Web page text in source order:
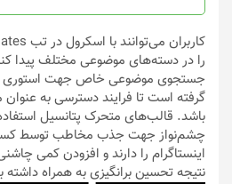
محصول
انتخاب
شوند
را در دسته‌های موضوعی مختلف پیدا
جستجوی موضوعی خاص جهت استوری یا
گرفته است تا فرایند دسترسی به عنوان
باشد. قالب‌های متحرک پتانسیل
چشم‌نواز جهت جذب مخاطب توسط
اینستاگرام را دارند و افزودن کمی
نتیجه تحسین برانگیزی به همراه داشته